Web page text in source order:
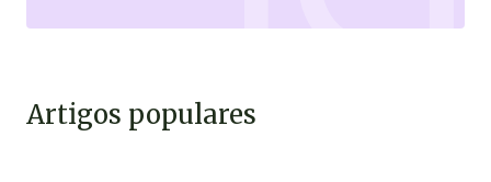
Artigos populares